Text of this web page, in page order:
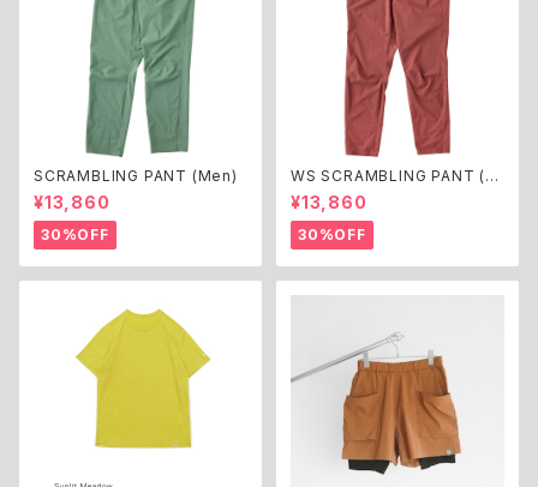
SCRAMBLING PANT (Men)
¥13,860
30%OFF
WS SCRAMBLING PANT (W
omen)
¥13,860
30%OFF